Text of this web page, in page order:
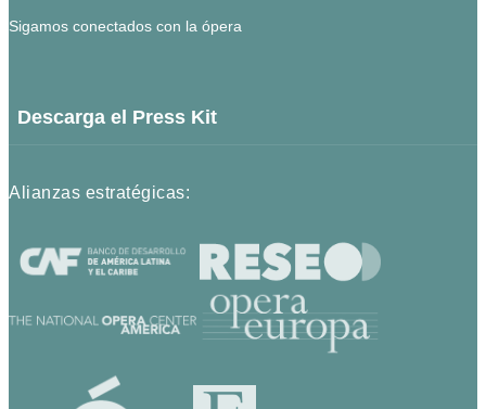
Sigamos conectados con la ópera
Descarga el Press Kit
Alianzas estratégicas: